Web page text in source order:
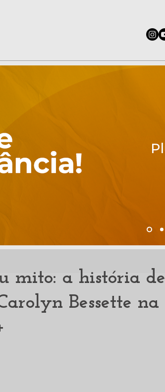
mito: a história de
Bessette na